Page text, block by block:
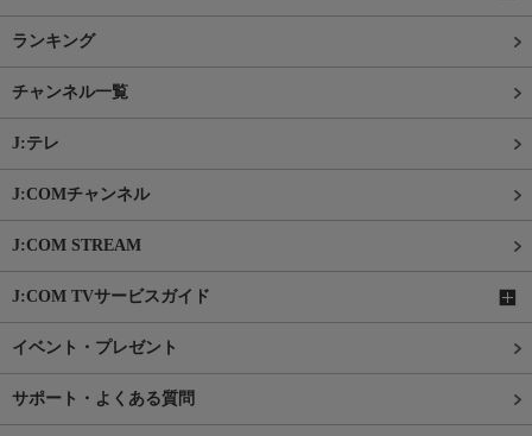
ランキング
チャンネル一覧
J:テレ
J:COMチャンネル
J:COM STREAM
J:COM TVサービスガイド
イベント・プレゼント
サポート・よくある質問